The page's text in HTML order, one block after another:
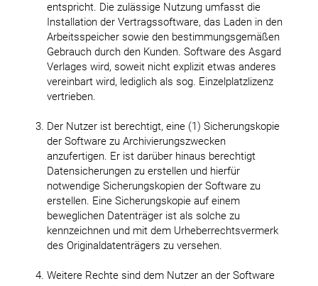
entspricht. Die zulässige Nutzung umfasst die
Installation der Vertragssoftware, das Laden in den
Arbeitsspeicher sowie den bestimmungsgemäßen
Gebrauch durch den Kunden. Software des Asgard
Verlages wird, soweit nicht explizit etwas anderes
vereinbart wird, lediglich als sog. Einzelplatzlizenz
vertrieben.
Der Nutzer ist berechtigt, eine (1) Sicherungskopie
der Software zu Archivierungszwecken
anzufertigen. Er ist darüber hinaus berechtigt
Datensicherungen zu erstellen und hierfür
notwendige Sicherungskopien der Software zu
erstellen. Eine Sicherungskopie auf einem
beweglichen Datenträger ist als solche zu
kennzeichnen und mit dem Urheberrechtsvermerk
des Originaldatenträgers zu versehen.
Weitere Rechte sind dem Nutzer an der Software